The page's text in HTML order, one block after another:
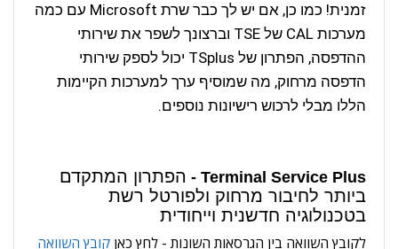
זמנית! כמו כן, אם יש לך כבר שרת Microsoft עם כמה
מערכות CAL של TSE וברצונך לשפר את שירותי
ההדפסה, הפתרון של TSplus יכול לספק שירותי
הדפסה מרחוק, מה שמוסיף ערך למערכות הקיימות
הללו מבלי לרכוש רישיונות נוספים.
Terminal Service Plus -
הפתרון המתקדם
ביותר לחיבור מרחוק ולפורטל רשת
בטכנולוגיה חדשנית וייחודית
לקובץ השוואה בין הגרסאות השונות - לחץ כאן קובץ השוואה